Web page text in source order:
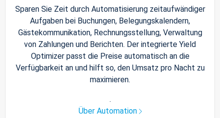
Sparen Sie Zeit durch Automatisierung zeitaufwändiger
Aufgaben bei Buchungen, Belegungskalendern,
Gästekommunikation, Rechnungsstellung, Verwaltung
von Zahlungen und Berichten. Der integrierte Yield
Optimizer passt die Preise automatisch an die
Verfügbarkeit an und hilft so, den Umsatz pro Nacht zu
maximieren.
.
Über Automation